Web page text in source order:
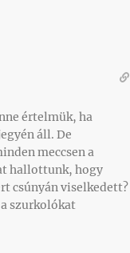
értelmük, ha
áll. De
meccsen a
hallottunk, hogy
csúnyán viselkedett?
szurkolókat